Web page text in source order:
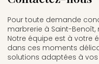
Pour toute demande
marbrerie à Saint-
Notre équipe est à votre
dans ces moments
solutions adaptées à